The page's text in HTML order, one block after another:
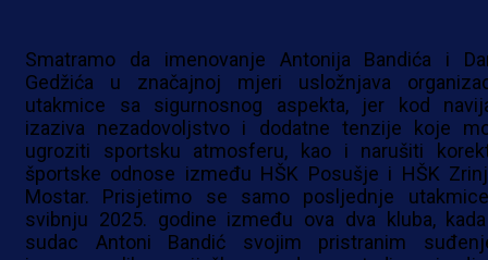
Smatramo da imenovanje Antonija Bandića i
Gedžića u značajnoj mjeri usložnjava
utakmice sa sigurnosnog aspekta, jer kod
izaziva nezadovoljstvo i dodatne tenzije koje
ugroziti sportsku atmosferu, kao i narušiti
športske odnose između HŠK Posušje i HŠK
Mostar. Prisjetimo se samo posljednje
svibnju 2025. godine između ova dva kluba,
sudac Antoni Bandić svojim pristranim